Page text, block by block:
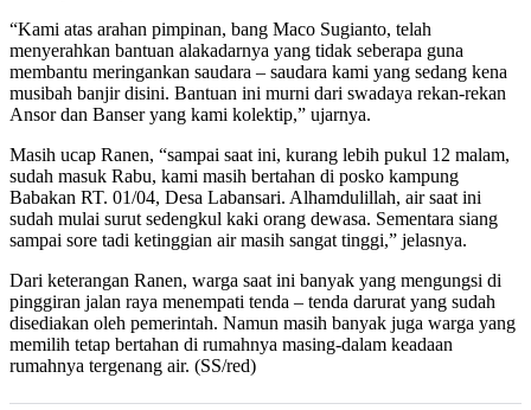
“Kami atas arahan pimpinan, bang Maco Sugianto, telah
menyerahkan bantuan alakadarnya yang tidak seberapa guna
membantu meringankan saudara – saudara kami yang sedang kena
musibah banjir disini. Bantuan ini murni dari swadaya rekan-rekan
Ansor dan Banser yang kami kolektip,” ujarnya.
Masih ucap Ranen, “sampai saat ini, kurang lebih pukul 12 malam,
sudah masuk Rabu, kami masih bertahan di posko kampung
Babakan RT. 01/04, Desa Labansari. Alhamdulillah, air saat ini
sudah mulai surut sedengkul kaki orang dewasa. Sementara siang
sampai sore tadi ketinggian air masih sangat tinggi,” jelasnya.
Dari keterangan Ranen, warga saat ini banyak yang mengungsi di
pinggiran jalan raya menempati tenda – tenda darurat yang sudah
disediakan oleh pemerintah. Namun masih banyak juga warga yang
memilih tetap bertahan di rumahnya masing-dalam keadaan
rumahnya tergenang air. (SS/red)